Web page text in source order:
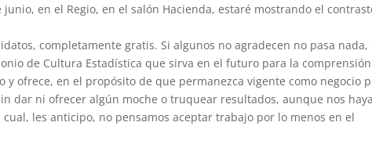
en el Regio, en el salón Hacienda, estaré mostrando el
completamente gratis. Si algunos no agradecen no pasa nada,
de Cultura Estadística que sirva en el futuro para la
y ofrece, en el propósito de que permanezca vigente como negocio
dar ni ofrecer algún moche o truquear resultados, aunque nos haya
les anticipo, no pensamos aceptar trabajo por lo menos en el